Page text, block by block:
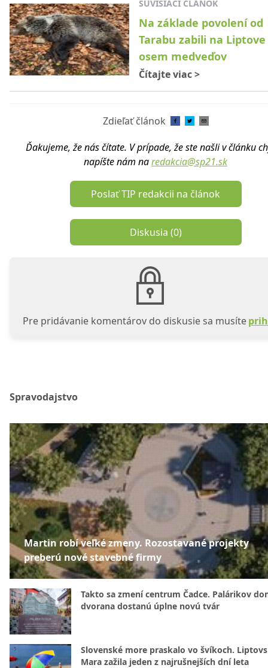
SÚVISIACI ČLÁNOK
Na základe povolení od
Tarabu zabili na Liptove
osem medveďov
Čítajte viac>
Zdieľať článok
Ďakujeme, že nás čítate. V prípade, že ste našli v článku
napíšte nám naredakcia@sp21.sk
Poslať TIP redakcii na článok
Diskusia (0)
Pre pridávanie komentárov do diskusie sa musíte
Spravodajstvo
Martin robí veľké zmeny. Rozostavané projekty
preberú nové stavebné firmy
Takto sa zmení centrum Čadce. Palárikov
dvorana dostanú úplne novú tvár
Slovenské more praskalo vo švíkoch.
Mara zažila jeden z najrušnejších dní leta